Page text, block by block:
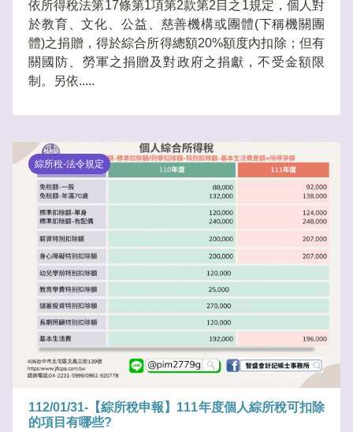
依所得稅法第17條第1項第2款第2目之1規定，個人對
於教育、文化、公益、慈善機構或團體(下稱機關團
體)之捐贈，得於綜合所得總額20%額度內扣除；但有
關國防、勞軍之捐贈及對政府之捐獻，不受金額限
制。另依.....
綜所稅-法令規定
112/01/31-【綜所稅申報】111年度個人綜所稅可扣除
的項目有哪些?